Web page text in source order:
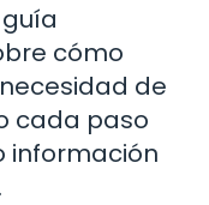
cómo
de
cada paso
información